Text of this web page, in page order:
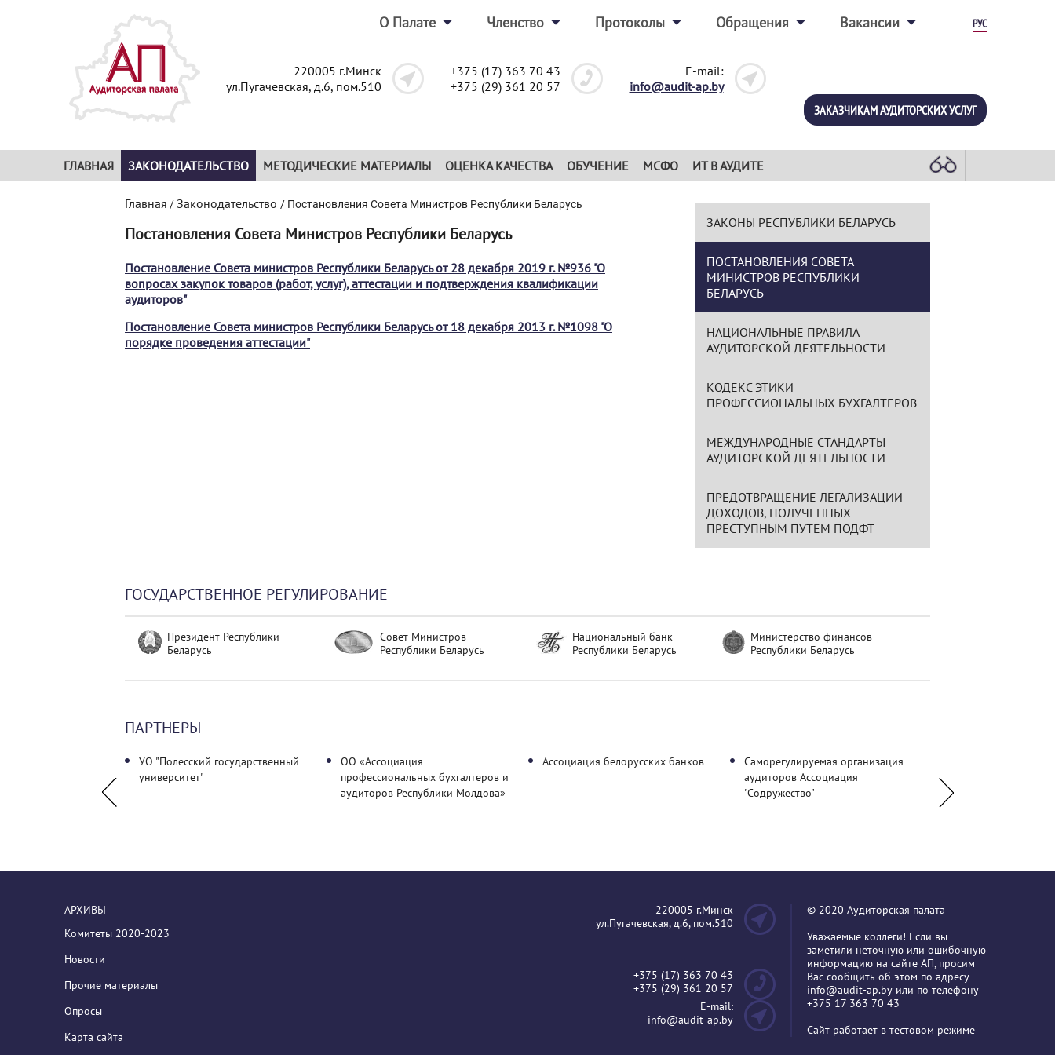
О Палате Членство Протоколы Обращения Вакансии РУС
220005 г.Минск
ул.Пугачевская, д.6, пом.510
+375 (17) 363 70 43
+375 (29) 361 20 57
E-mail:
info@audit-ap.by
ЗАКАЗЧИКАМ АУДИТОРСКИХ УСЛУГ
ГЛАВНАЯ ЗАКОНОДАТЕЛЬСТВО МЕТОДИЧЕСКИЕ МАТЕРИАЛЫ ОЦЕНКА КАЧЕСТВА ОБУЧЕНИЕ МСФО ИТ В АУДИТЕ
Главная /Законодательство / Постановления Совета Министров Республики Беларусь
Постановления Совета Министров Республики Беларусь
Постановление Совета министров Республики Беларусь от 28 декабря 2019 г. №936 "О
вопросах закупок товаров (работ, услуг), аттестации и подтверждения квалификации
аудиторов"
Постановление Совета министров Республики Беларусь от 18 декабря 2013 г. №1098 "О
порядке проведения аттестации"
ЗАКОНЫ РЕСПУБЛИКИ БЕЛАРУСЬ
ПОСТАНОВЛЕНИЯ СОВЕТА
МИНИСТРОВ РЕСПУБЛИКИ
БЕЛАРУСЬ
НАЦИОНАЛЬНЫЕ ПРАВИЛА
АУДИТОРСКОЙ ДЕЯТЕЛЬНОСТИ
КОДЕКС ЭТИКИ
ПРОФЕССИОНАЛЬНЫХ БУХГАЛТЕРОВ
МЕЖДУНАРОДНЫЕ СТАНДАРТЫ
АУДИТОРСКОЙ ДЕЯТЕЛЬНОСТИ
ПРЕДОТВРАЩЕНИЕ ЛЕГАЛИЗАЦИИ
ДОХОДОВ, ПОЛУЧЕННЫХ
ПРЕСТУПНЫМ ПУТЕМ ПОДФТ
ГОСУДАРСТВЕННОЕ РЕГУЛИРОВАНИЕ
Президент Республики
Беларусь
Совет Министров
Республики Беларусь
Национальный банк
Республики Беларусь
Министерство финансов
Республики Беларусь
ПАРТНЕРЫ
УО "Полесский государственный
университет"
ОО «Ассоциация
профессиональных бухгалтеров и
аудиторов Республики Молдова»
Ассоциация белорусских банков
Саморегулируемая организация
аудиторов Ассоциация
"Содружество"
АРХИВЫ
Комитеты 2020-2023
Новости
Прочие материалы
Опросы
Карта сайта
220005 г.Минск
ул.Пугачевская, д.6, пом.510
+375 (17) 363 70 43
+375 (29) 361 20 57
E-mail:
info@audit-ap.by
© 2020 Аудиторская палата
Уважаемые коллеги! Если вы
заметили неточную или ошибочную
информацию на сайте АП, просим
Вас сообщить об этом по адресу
info@audit-ap.by или по телефону
+375 17 363 70 43
Сайт работает в тестовом режиме